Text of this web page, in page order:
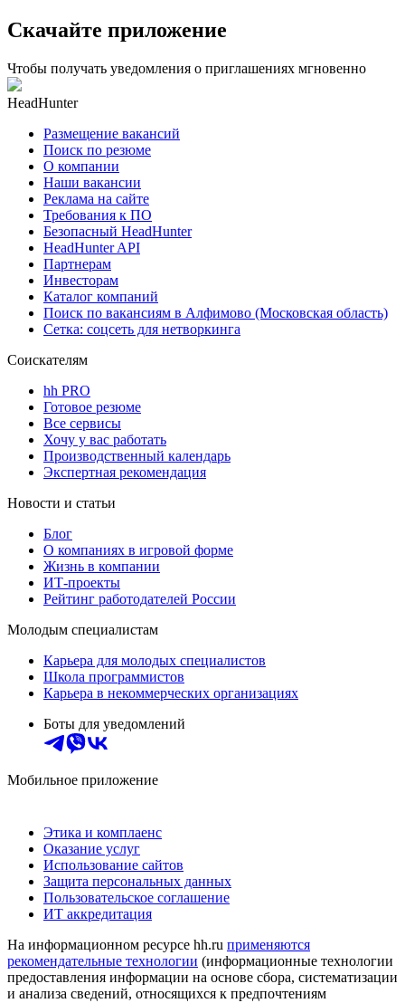
Скачайте приложение
Чтобы получать уведомления о приглашениях мгновенно
HeadHunter
Размещение вакансий
Поиск по резюме
О компании
Наши вакансии
Реклама на сайте
Требования к ПО
Безопасный HeadHunter
HeadHunter API
Партнерам
Инвесторам
Каталог компаний
Поиск по вакансиям в Алфимово (Московская область)
Сетка: соцсеть для нетворкинга
Соискателям
hh PRO
Готовое резюме
Все сервисы
Хочу у вас работать
Производственный календарь
Экспертная рекомендация
Новости и статьи
Блог
О компаниях в игровой форме
Жизнь в компании
ИТ-проекты
Рейтинг работодателей России
Молодым специалистам
Карьера для молодых специалистов
Школа программистов
Карьера в некоммерческих организациях
Боты для уведомлений
Мобильное приложение
Этика и комплаенс
Оказание услуг
Использование сайтов
Защита персональных данных
Пользовательское соглашение
ИТ аккредитация
На информационном ресурсе hh.ru применяются
рекомендательные технологии (информационные технологии
предоставления информации на основе сбора, систематизации
и анализа сведений, относящихся к предпочтениям